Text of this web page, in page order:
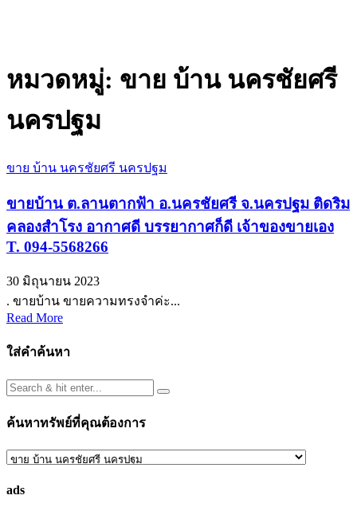
หมวดหมู่: ขาย บ้าน นครชัยศรี
นครปฐม
ขาย บ้าน นครชัยศรี นครปฐม
ขายบ้าน ต.ลานตากฟ้า อ.นครชัยศรี จ.นครปฐม ติดริม
คลองสำโรง อากาศดี บรรยากาศก็ดี เจ้าของขายเอง
T. 094-5568266
30 มิถุนายน 2023
. ขายบ้าน ขายความทรงจำค่ะ...
Read More
ใส่คำค้นหา
ค้นหาทรัพย์ที่คุณต้องการ
ค้นหา
ที่
ads